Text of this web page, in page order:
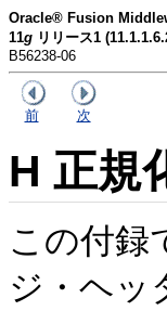
Oracle® Fusion
11g リリース1
B56238-06
前 次
H 正規
この付録
ジ・ヘッ